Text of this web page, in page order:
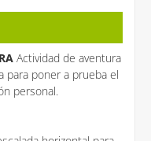
Actividad de aventura
para poner a prueba el
personal.